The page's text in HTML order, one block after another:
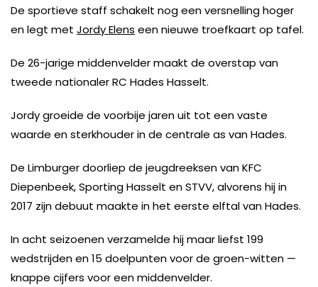
De sportieve staff schakelt nog een versnelling hoger
en legt met Jordy Elens een nieuwe troefkaart op tafel.
De 26-jarige middenvelder maakt de overstap van
tweede nationaler RC Hades Hasselt.
Jordy groeide de voorbije jaren uit tot een vaste
waarde en sterkhouder in de centrale as van Hades.
De Limburger doorliep de jeugdreeksen van KFC
Diepenbeek, Sporting Hasselt en STVV, alvorens hij in
2017 zijn debuut maakte in het eerste elftal van Hades.
In acht seizoenen verzamelde hij maar liefst 199
wedstrijden en 15 doelpunten voor de groen-witten —
knappe cijfers voor een middenvelder.